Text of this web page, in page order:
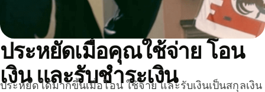
ประหยัดเมื่อคุณใช้จ่าย โอน
เงิน และรับชำระเงิน
ประหยัดได้มากขึ้นเมื่อโอน ใช้จ่าย และรับเงินเป็นสกุลเงิน